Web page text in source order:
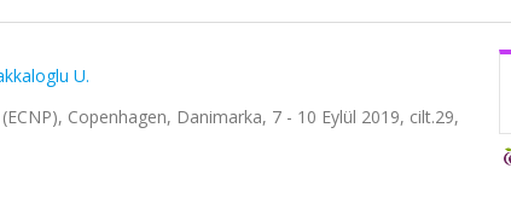
U.
Copenhagen, Danimarka, 7 - 10 Eylül 2019, cilt.29,